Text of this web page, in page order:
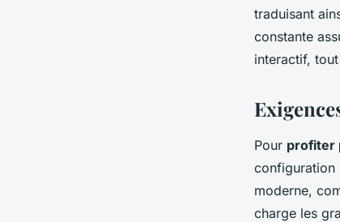
traduisant
constante
interactif,
Pour profiter
configuration
moderne,
charge les